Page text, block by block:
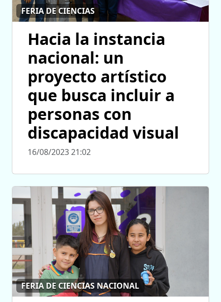
FERIA DE CIENCIAS
Hacia la instancia
nacional: un
proyecto artístico
que busca incluir a
personas con
discapacidad visual
16/08/2023 21:02
FERIA DE CIENCIAS NACIONAL